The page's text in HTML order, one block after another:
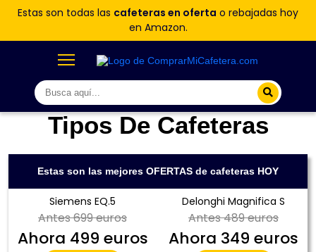
Estas son todas las cafeteras en oferta o rebajadas hoy
en Amazon.
Tipos De Cafeteras
Estas son las mejores OFERTAS de cafeteras HOY
Siemens EQ.5
Antes699 euros
Ahora 499 euros
Delonghi Magnifica S
Antes489 euros
Ahora 349 euros